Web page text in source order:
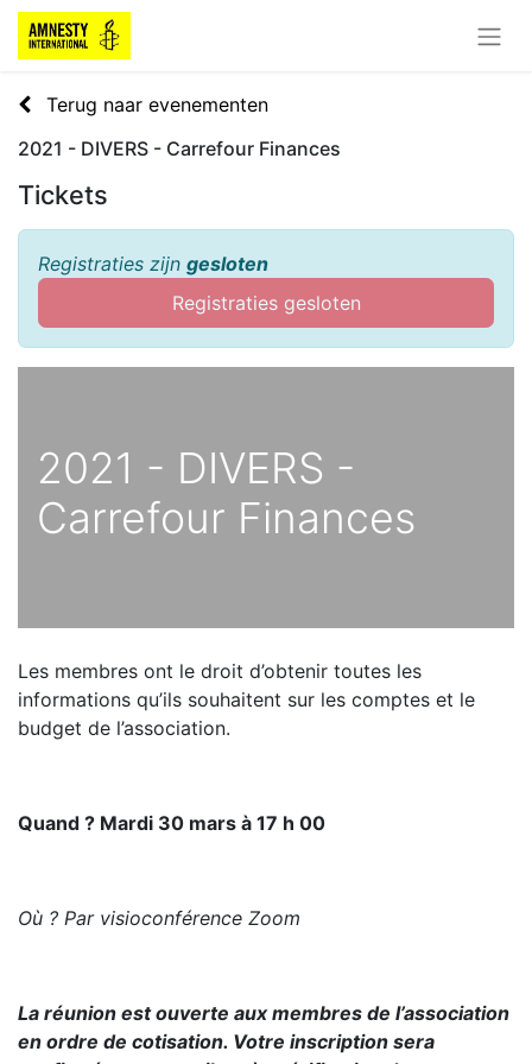
Terug naar evenementen
2021 - DIVERS - Carrefour Finances
Tickets
Registraties zijn gesloten
Registraties gesloten
2021 - DIVERS -
Carrefour Finances
Les membres ont le droit d’obtenir toutes les
informations qu’ils souhaitent sur les comptes et le
budget de l’association.
Quand ? Mardi 30 mars à 17 h 00
Où ? Par visioconférence Zoom
La réunion est ouverte aux membres de l’association
en ordre de cotisation. Votre inscription sera